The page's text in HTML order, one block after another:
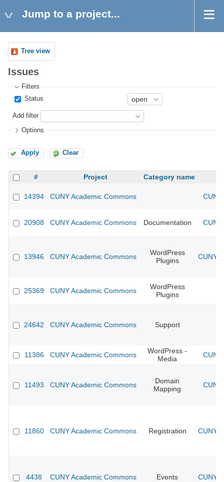
Jump to a project...
Tree view
Issues
Filters
Status
Add filter
Options
Apply Clear
# Project Category name
14394 CUNY Academic Commons
20908 CUNY Academic Commons Documentation
13946 CUNY Academic Commons
WordPress
Plugins
CUNY
25369 CUNY Academic Commons
WordPress
Plugins
24642 CUNY Academic Commons Support
11386 CUNY Academic Commons
WordPress -
Media
11493 CUNY Academic Commons
Domain
Mapping
11860 CUNY Academic Commons Registration CUNY
4438 CUNY Academic Commons Events CUNY